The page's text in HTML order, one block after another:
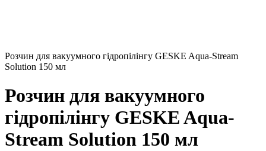
Розчин для вакуумного гідропілінгу GESKE Aqua-Stream
Solution 150 мл
Розчин для вакуумного
гідропілінгу GESKE Aqua-
Stream Solution 150 мл